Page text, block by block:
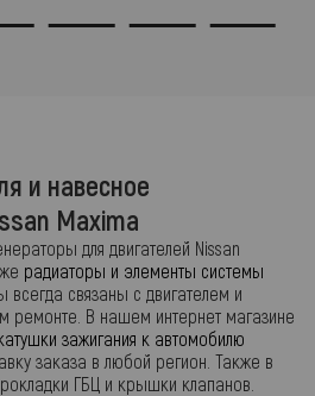
и навесное
Maxima
для двигателей Nissan
радиаторы и элементы системы
всегда связаны с двигателем и
ремонте. В нашем интернет магазине
зажигания к автомобилю
заказа в любой регион. Также в
ГБЦ и крышки клапанов.